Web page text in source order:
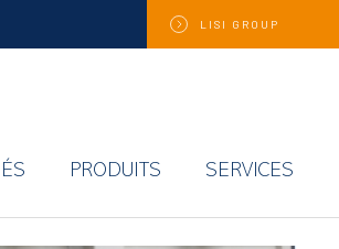
LISI GROUP
PRODUITS SERVICES